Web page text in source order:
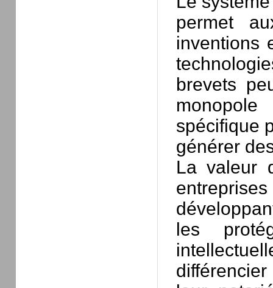
permet
inventions
brevets
spécifique
générer
La valeur
les